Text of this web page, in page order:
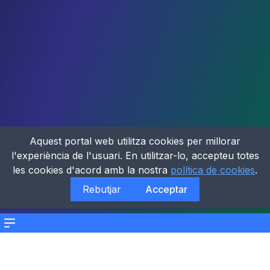
Menu
Aquest portal web utilitza cookies per millorar
l'experiència de l'usuari. En utilitzar-lo, accepteu totes
les cookies d'acord amb la nostra política de cookies.
Rebutjar
Acceptar